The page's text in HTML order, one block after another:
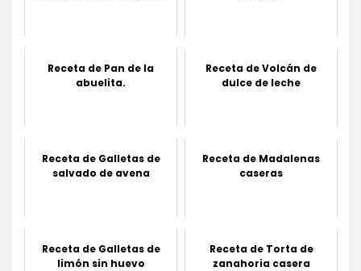
Receta de Pan de la
abuelita.
Receta de Volcán de
dulce de leche
Receta de Galletas de
salvado de avena
Receta de Madalenas
caseras
Receta de Galletas de
limón sin huevo
Receta de Torta de
zanahoria casera